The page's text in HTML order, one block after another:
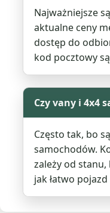
Najważniejsze
aktualne ceny
dostęp do
kod pocztowy
Czy vany i 4x4
Często tak, bo
samochodów.
zależy od
jak łatwo pojazd